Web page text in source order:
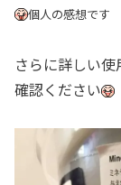
個人の感想です
さらに詳しい
確認ください